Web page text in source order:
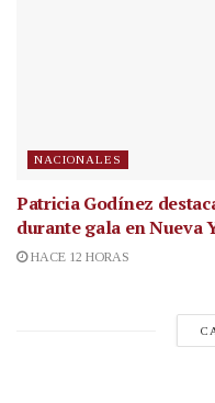
NACIONALES
Patricia Godínez
durante gala en Nueva
HACE 12 HORAS